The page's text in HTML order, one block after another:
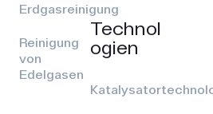
Erdgasreinigung
Reinigung
von
Edelgasen
Technol
ogien